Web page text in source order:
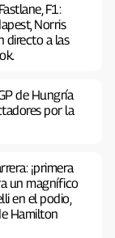
F1:
Norris
directo a las
de Hungría
por la
¡primera
un magnífico
en el podio,
Hamilton